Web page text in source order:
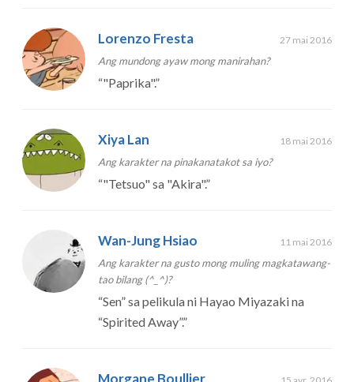
Lorenzo Fresta 27 mai 2016
Ang mundong ayaw mong manirahan?
“"Paprika".”
Xiya Lan 18 mai 2016
Ang karakter na pinakanatakot sa iyo?
“"Tetsuo" sa "Akira".”
Wan-Jung Hsiao 11 mai 2016
Ang karakter na gusto mong muling magkatawang-
tao bilang (^_^)?
“Sen” sa pelikula ni Hayao Miyazaki na
“Spirited Away”.”
Morgane Boullier